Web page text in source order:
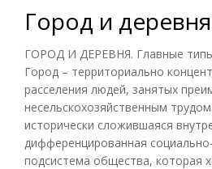
Город и деревня
ГОРОД И ДЕРЕВНЯ. Главные
Город – территориально
расселения людей, занятых
несельскохозяйственным
исторически сложившаяся
дифференцированная
подсистема общества, которая